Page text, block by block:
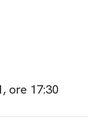
ore 17:30